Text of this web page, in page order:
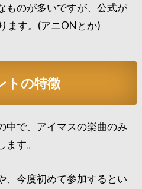
ものが多いですが、公式が
ます。(アニONとか)
トの特徴
中で、アイマスの楽曲のみ
す。
、今度初めて参加するとい